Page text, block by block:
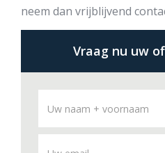
neem dan vrijblijvend
Vraag nu uw